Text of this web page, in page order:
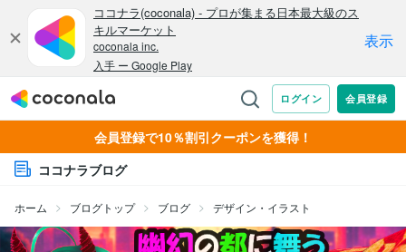
会員登録で10％割引クーポンを獲得！
ココナラブログ
ホーム ブログトップ ブログ デザイン・イラスト